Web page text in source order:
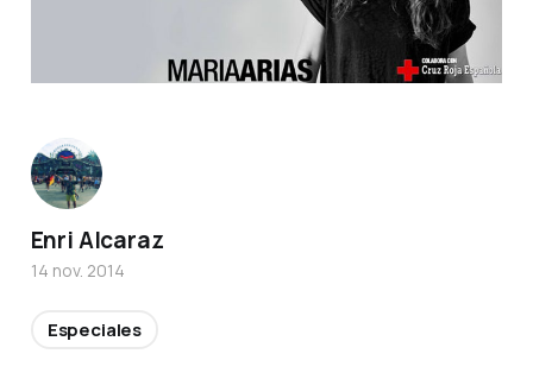
Enri Alcaraz
14 nov. 2014
Especiales